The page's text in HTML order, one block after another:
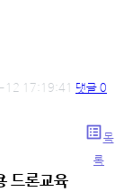
17:19:41 댓글 0
list_alt 목
록
드론교육